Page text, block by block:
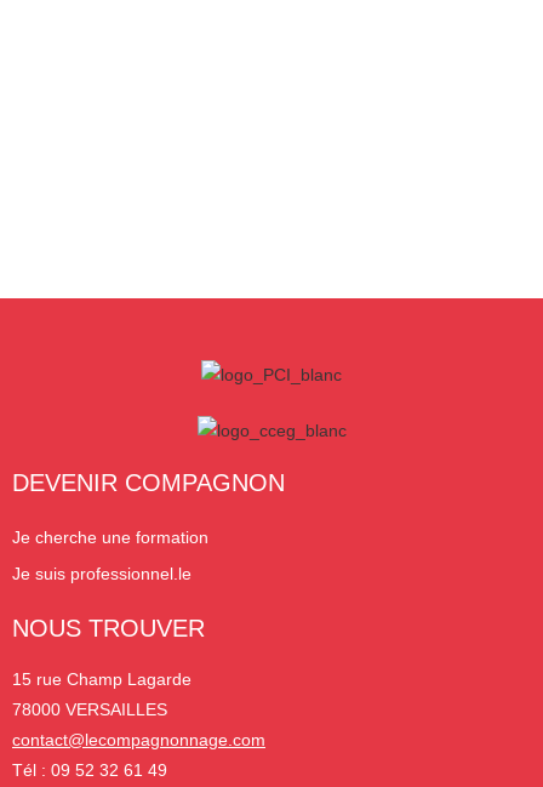
DEVENIR COMPAGNON
Je cherche une formation
Je suis professionnel.le
NOUS TROUVER
15 rue Champ Lagarde
78000 VERSAILLES
contact@lecompagnonnage.com
Tél : 09 52 32 61 49